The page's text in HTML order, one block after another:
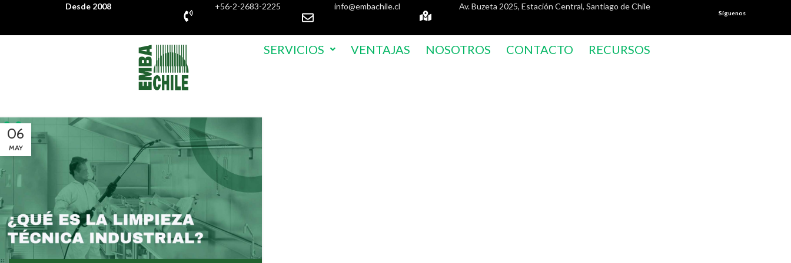
Desde 2008 +56-2-2683-2225 info@embachile.cl Av. Buzeta 2025, Estación Central, Santiago de Chile
Síguenos
SERVICIOS VENTAJAS NOSOTROS CONTACTO RECURSOS
06
MAY